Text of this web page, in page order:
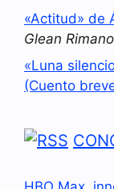
«Actitud» de
Glean Rimano
«Luna
(Cuento